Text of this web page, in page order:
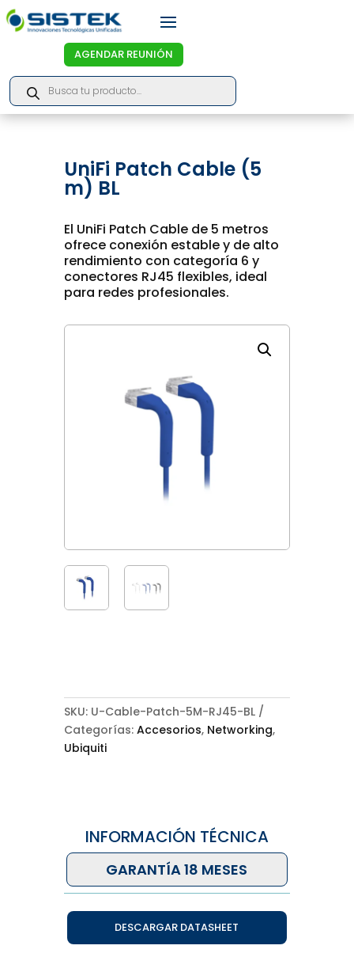
AGENDAR REUNIÓN
Products
search
UniFi Patch Cable (5
m) BL
El UniFi Patch Cable de 5 metros
ofrece conexión estable y de alto
rendimiento con categoría 6 y
conectores RJ45 flexibles, ideal
para redes profesionales.
SKU: U-Cable-Patch-5M-RJ45-BL
Categorías: Accesorios, Networking,
Ubiquiti
INFORMACIÓN TÉCNICA
GARANTÍA 18 MESES
DESCARGAR DATASHEET